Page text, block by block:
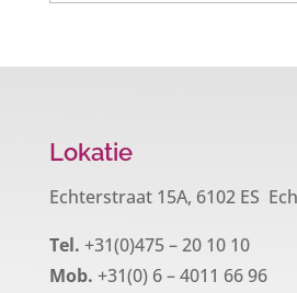
Lokatie
Echterstraat 15A, 6102 ES
Tel. +31(0)475 – 20 10 10
Mob. +31(0) 6 – 4011 66 96